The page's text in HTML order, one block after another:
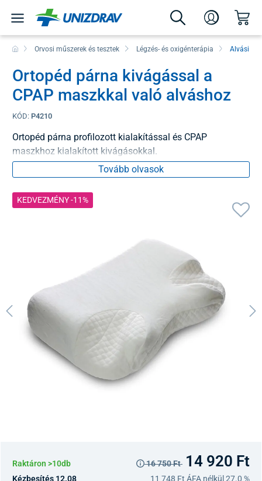
Orvosi műszerek és tesztek Légzés- és oxigénterápia Alvási
Ortopéd párna kivágással a
CPAP maszkkal való alváshoz
KÓD: P4210
Ortopéd párna profilozott kialakítással és CPAP
maszkhoz kialakított kivágásokkal.
Tovább olvasok
KEDVEZMÉNY -11%
Raktáron >10db 16 750 Ft 14 920 Ft
Kézbesítés 12.08 11 748 Ft ÁFA nélkül 27.0 %